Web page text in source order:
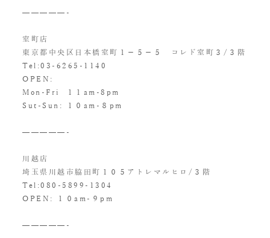
—————-
室町店
東京都中央区日本橋室町１−５−５ コレド室町３/３階
Tel:03-6265-1140
OPEN:
Mon-Fri １１am-8pm
Sut-Sun: １０am-８pm
—————-
川越店
埼玉県川越市脇田町１０５アトレマルヒロ/３階
Tel:080-5899-1304
OPEN: １０am-９pm
—————-